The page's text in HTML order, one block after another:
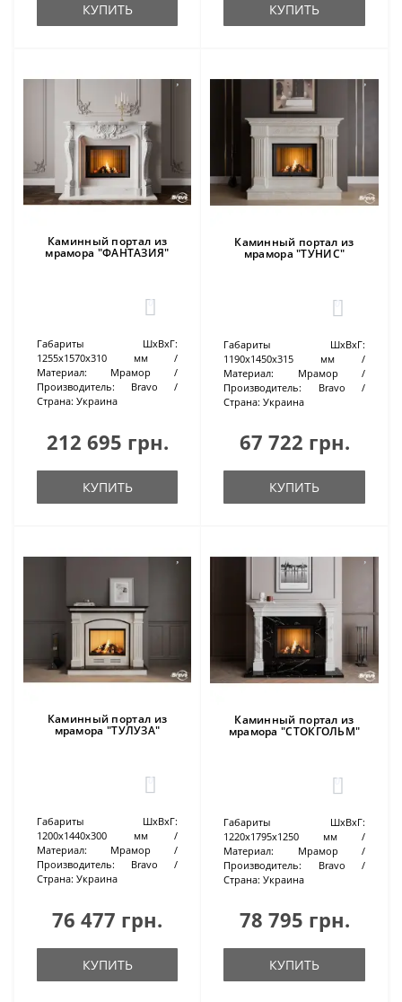
КУПИТЬ КУПИТЬ
Каминный портал из
мрамора "ФАНТАЗИЯ"
0
Габариты ШхВхГ:
1255х1570х310 мм
Материал:
Мрамор
Производитель:
Bravo
Страна: Украина
212 695 грн.
КУПИТЬ
Каминный портал из
мрамора "ТУНИС"
0
Габариты ШхВхГ:
1190х1450х315 мм
Материал:
Мрамор
Производитель:
Bravo
Страна: Украина
67 722 грн.
КУПИТЬ
Каминный портал из
мрамора "ТУЛУЗА"
0
Габариты ШхВхГ:
1200х1440х300 мм
Материал:
Мрамор
Производитель:
Bravo
Страна: Украина
76 477 грн.
КУПИТЬ
Каминный портал из
мрамора "СТОКГОЛЬМ"
0
Габариты ШхВхГ:
1220х1795х1250 мм
Материал:
Мрамор
Производитель:
Bravo
Страна: Украина
78 795 грн.
КУПИТЬ